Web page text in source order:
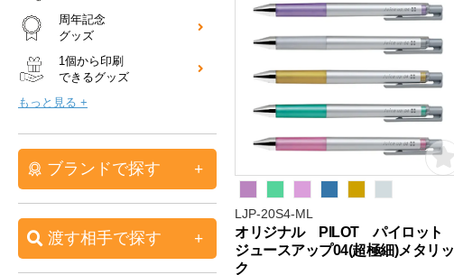
LJP-20S4-ML
オリジナル PILOT パイロット
ジュースアップ04(超極細)メタリッ
ク
周年記念
グッズ
1個から印刷
できるグッズ
もっと見る +
ブランドで探す
渡す相手で探す